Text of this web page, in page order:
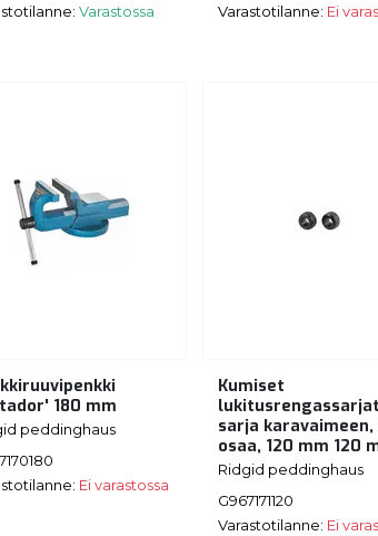
Varastossa
Varastotilanne: Ei
180 mm
peddinghaus
Ei varastossa
Kumiset
sarja karavaimeen,
osaa, 120 mm 120
Ridgid peddinghaus
G967171120
Varastotilanne: Ei